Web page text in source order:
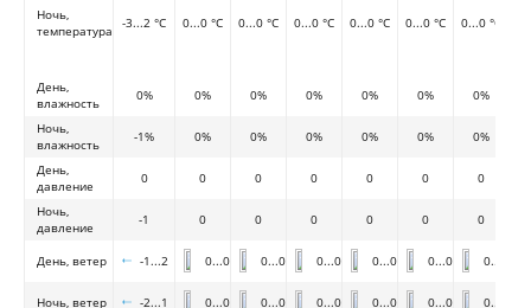
Ночь,
температура
-3...2 °C 0...0 °C 0...0 °C 0...0 °C 0...0 °C 0...0 °C 0...0 °C
День,
влажность
0% 0% 0% 0% 0% 0%
0%
Ночь,
влажность
-1% 0% 0% 0% 0% 0%
0%
День,
давление
0 0 0 0 0 0
0
Ночь,
давление
-1 0 0 0 0 0 0
День, ветер -1...2 0...0 0...0 0...0 0...0 0...0 0...0
Ночь, ветер -2...1 0...0 0...0 0...0 0...0 0...0 0...0